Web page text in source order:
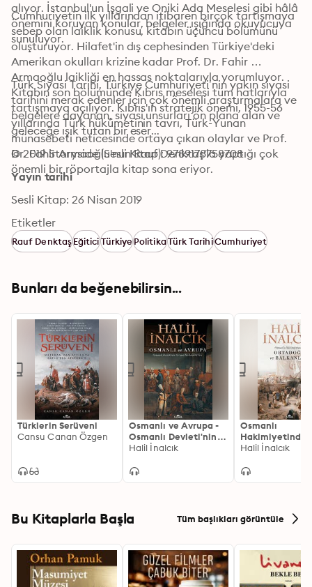
alıyor. İstanbul'un İşgali ve Oniki Ada Meselesi gibi hâlâ
önemini koruyan konular, belgeler ışığında okuyucuya
sunuluyor.
Cumhuriyetin ilk yıllarından itibaren birçok tartışmaya
sebep olan laiklik konusu, kitabın üçüncü bölümünü
oluşturuyor. Hilafet'in dış cephesinden Türkiye'deki
Amerikan okulları krizine kadar Prof. Dr. Fahir
Armaoğlu laikliği en hassas noktalarıyla yorumluyor.
Kitabın son bölümünde Kıbrıs meselesi tüm hatlarıyla
tartışmaya açılıyor. Kıbrıs'ın stratejik önemi, 1955-56
yıllarında Türk hükümetinin tavrı, Türk-Yunan
münasebeti neticesinde ortaya çıkan olaylar ve Prof.
Dr. Fahir Armaoğlu'nun Rauf Denktaş'la yaptığı çok
önemli bir röportajla kitap sona eriyor.
Türk Siyasi Tarihi, Türkiye Cumhuriyeti’nin yakın siyasi
tarihini merak edenler için çok önemli araştırmalara ve
belgelere dayanan, siyasi unsurları ön plana alan ve
geleceğe ışık tutan bir eser...
© 2019 Storyside (Sesli Kitap): 9789178758708
Yayın tarihi
Sesli Kitap: 26 Nisan 2019
Etiketler
Rauf DenktaşEğiticiTürkiyePolitikaTürk TarihiCumhuriyet
Bunları da beğenebilirsin...
Türklerin Serüveni
Cansu Canan Özgen
Osmanlı ve Avrupa -
Osmanlı Devleti'nin
Avrupa Tarihindeki
Halil İnalcık
Osmanlı
Hakimiyetinde
Ortadoğu ve
Halil İnalcık
Bu Kitaplarla Başla Tüm başlıkları görüntüle